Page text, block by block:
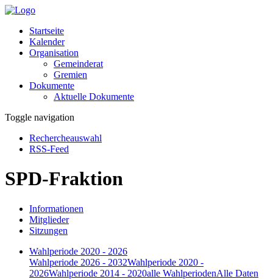
Startseite
Kalender
Organisation
Gemeinderat
Gremien
Dokumente
Aktuelle Dokumente
Toggle navigation
Rechercheauswahl
RSS-Feed
SPD-Fraktion
Informationen
Mitglieder
Sitzungen
Wahlperiode 2020 - 2026
Wahlperiode 2026 - 2032Wahlperiode 2020 -
2026Wahlperiode 2014 - 2020alle WahlperiodenAlle Daten